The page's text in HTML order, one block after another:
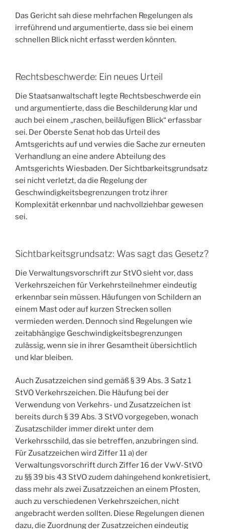
Das Gericht sah diese mehrfachen Regelungen als
irreführend und argumentierte, dass sie bei einem
schnellen Blick nicht erfasst werden könnten.
Rechtsbeschwerde: Ein neues Urteil
Die Staatsanwaltschaft legte Rechtsbeschwerde ein
und argumentierte, dass die Beschilderung klar und
auch bei einem „raschen, beiläufigen Blick“ erfassbar
sei. Der Oberste Senat hob das Urteil des
Amtsgerichts auf und verwies die Sache zur erneuten
Verhandlung an eine andere Abteilung des
Amtsgerichts Wiesbaden. Der Sichtbarkeitsgrundsatz
sei nicht verletzt, da die Regelung der
Geschwindigkeitsbegrenzungen trotz ihrer
Komplexität erkennbar und nachvollziehbar gewesen
sei.
Sichtbarkeitsgrundsatz: Was sagt das Gesetz?
Die Verwaltungsvorschrift zur StVO sieht vor, dass
Verkehrszeichen für Verkehrsteilnehmer eindeutig
erkennbar sein müssen. Häufungen von Schildern an
einem Mast oder auf kurzen Strecken sollen
vermieden werden. Dennoch sind Regelungen wie
zeitabhängige Geschwindigkeitsbegrenzungen
zulässig, wenn sie in ihrer Gesamtheit übersichtlich
und klar bleiben.
Auch Zusatzzeichen sind gemäß § 39 Abs. 3 Satz 1
StVO Verkehrszeichen. Die Häufung bei der
Verwendung von Verkehrs- und Zusatzzeichen ist
bereits durch § 39 Abs. 3 StVO vorgegeben, wonach
Zusatzschilder immer direkt unter dem
Verkehrsschild, das sie betreffen, anzubringen sind.
Für Zusatzzeichen wird Ziffer 11 a) der
Verwaltungsvorschrift durch Ziffer 16 der VwV-StVO
zu §§ 39 bis 43 StVO zudem dahingehend konkretisiert,
dass mehr als zwei Zusatzzeichen an einem Pfosten,
auch zu verschiedenen Verkehrszeichen, nicht
angebracht werden sollten. Diese Regelungen dienen
dazu, die Zuordnung der Zusatzzeichen eindeutig